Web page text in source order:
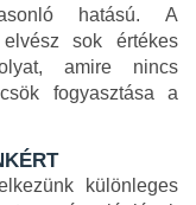
hatású. A
sok értékes
amire nincs
fogyasztása a
különleges